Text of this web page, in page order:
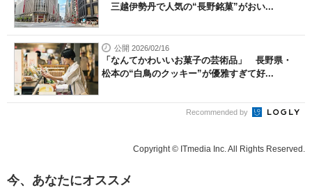
三越伊勢丹で人気の“長野銘菓”がおい...
公開 2026/02/16
「なんてかわいいお菓子の芸術品」 長野県・
松本の“白鳥のクッキー”が優雅すぎて好...
Recommended by
Copyright © ITmedia Inc. All Rights Reserved.
今、あなたにオススメ